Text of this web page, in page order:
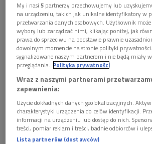
HP data catridge
HP umocnił się także na zajmowanej od
lidera w segmencie pamięci masowej
oprogramowanie, wprowadzając na rynek
HP StoreOnce Virtual Storage Appliance
zmniejsza koszty tworzenia kopii
My i nasi5 partnerzy przechowujemy lub
na urządzeniu, takich jak unikalne identyfikatory w
przetwarzania danych osobowych. Użytkownik
wybory lub zarządzać nimi, klikając poniżej, jak
prawa do sprzeciwu na podstawie prawnie
dowolnym momencie na stronie polityki
sygnalizowane naszym partnerom i nie będą miały
przeglądania. Polityka prywatności
Wraz z naszymi partnerami
zapewnienia:
Użycie dokładnych danych geolokalizacyjnych.
charakterystyki urządzenia do celów identyfikacji.
informacji na urządzeniu lub dostęp do nich.
treści, pomiar reklam i treści, badnie odbiorców i
Lista partnerów (dostawców)